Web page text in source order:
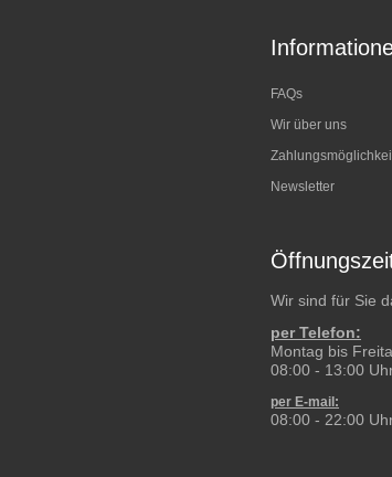
FAQs
Wir über uns
Newsletter
Wir sind für Sie
per Telefon:
Montag bis
08:00 - 13:00
per E-mail:
08:00 - 22:00